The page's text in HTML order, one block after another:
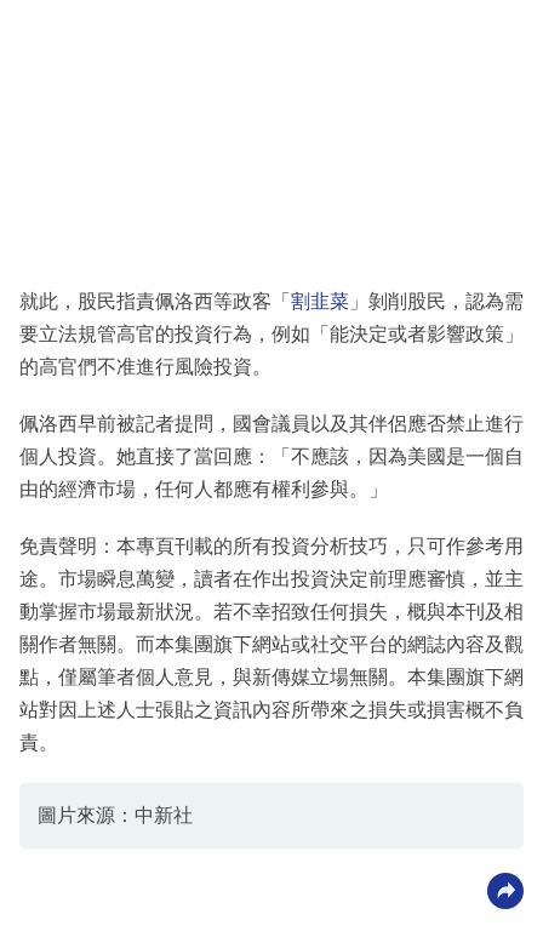
就此，股民指責佩洛西等政客「 割韭菜 」剝削股民，認為需
要立法規管高官的投資行為，例如「能決定或者影響政策」
的高官們不准進行風險投資。
佩洛西早前被記者提問，國會議員以及其伴侶應否禁止進行
個人投資。她直接了當回應：「不應該，因為美國是一個自
由的經濟市場，任何人都應有權利參與。」
免責聲明：本專頁刊載的所有投資分析技巧，只可作參考用
途。市場瞬息萬變，讀者在作出投資決定前理應審慎，並主
動掌握市場最新狀況。若不幸招致任何損失，概與本刊及相
關作者無關。而本集團旗下網站或社交平台的網誌內容及觀
點，僅屬筆者個人意見，與新傳媒立場無關。本集團旗下網
站對因上述人士張貼之資訊內容所帶來之損失或損害概不負
責。
圖片來源：中新社